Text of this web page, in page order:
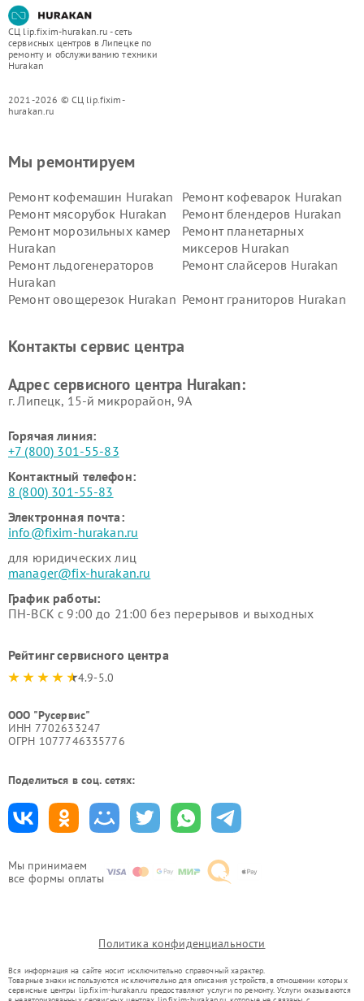
СЦ lip.fixim-hurakan.ru - сеть
сервисных центров в Липецке по
ремонту и обслуживанию техники
Hurakan
2021-2026 © СЦ lip.fixim-
hurakan.ru
Мы принимаем
все формы оплаты
Мы ремонтируем
Ремонт кофемашин Hurakan
Ремонт кофеварок Hurakan
Ремонт мясорубок Hurakan
Ремонт блендеров Hurakan
Ремонт морозильных камер
Hurakan
Ремонт планетарных
миксеров Hurakan
Ремонт льдогенераторов
Hurakan
Ремонт слайсеров Hurakan
Ремонт овощерезок Hurakan Ремонт граниторов Hurakan
Hurakan
Контакты сервис центра
Адрес сервисного центра Hurakan:
г. Липецк, 15-й микрорайон, 9А
Горячая линия:
+7 (800) 301-55-83
Контактный телефон:
8 (800) 301-55-83
Электронная почта:
info@fixim-hurakan.ru
для юридических лиц
manager@fix-hurakan.ru
График работы:
ПН-ВСК с 9:00 до 21:00 без перерывов и выходных
Рейтинг сервисного центра
4.9-5.0
ООО "Русервис"
ИНН 7702633247
ОГРН 1077746335776
Поделиться в соц. сетях:
Политика конфиденциальности
Вся информация на сайте носит исключительно справочный характер.
Товарные знаки используются исключительно для описания устройств, в отношении которых
сервисные центры lip.fixim-hurakan.ru предоставляют услуги по ремонту. Услуги оказываются